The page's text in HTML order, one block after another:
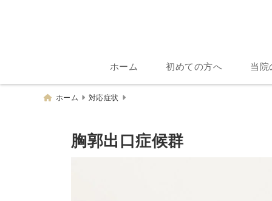
ホーム 初めての方へ 当院
ホーム 対応症状
胸郭出口症候群